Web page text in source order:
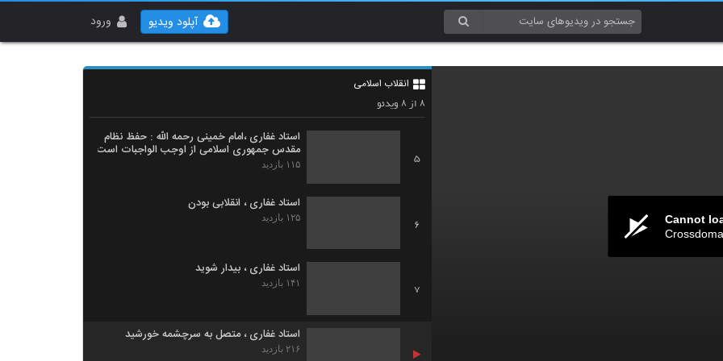
ورود آپلود ویدیو
Cannot
انقلاب اسلامی
۸ از ۸ ویدئو
نظر استاد غفاری درباره رهبر معظم انقلاب
4
استاد غفاری ،اگر تمام انبیا جمع بشوند هیچ گاه
5
استاد غفاری ،امام خمینی رحمه الله : حفظ نظام
مقدس جمهوری اسلامی از اوجب الواجبات است
۱۱۵ بازدید
6
استاد غفاری ، انقلابی بودن
۱۲۵ بازدید
7
استاد غفاری ، بیدار شوید
۱۴۱ بازدید
استاد غفاری ، متصل به سرچشمه خورشید
۲۱۶ بازدید